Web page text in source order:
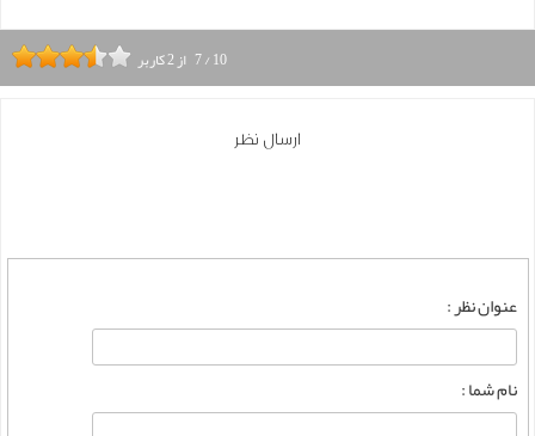
7/10 از2کاربر
ارسال نظر
عنوان نظر :
نام شما :